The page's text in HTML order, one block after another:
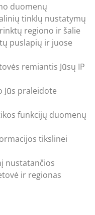
duomenų
tinklų nustatymų
regiono ir šalie
puslapių ir juose
remiantis Jūsų IP
Jūs praleidote
funkcijų duomenų
tikslinei
nustatančios
ir regionas